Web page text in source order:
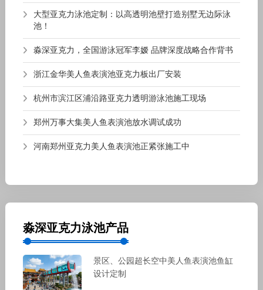
大型亚克力泳池定制：以高透明池壁打造别墅无边际泳
池！
淼深亚克力，全国游泳冠军李嫒 品牌深度战略合作背书
浙江金华美人鱼表演池亚克力板出厂安装
杭州市滨江区浦沿路亚克力透明游泳池施工现场
郑州万事大集美人鱼表演池放水调试成功
河南郑州亚克力美人鱼表演池正紧张施工中
淼深亚克力泳池产品
景区、公园超长空中美人鱼表演池鱼缸
设计定制